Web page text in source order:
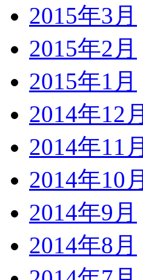
2015年3月
2015年2月
2015年1月
2014年12月
2014年11月
2014年10月
2014年9月
2014年8月